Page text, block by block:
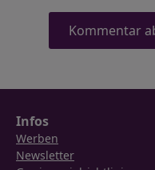
Infos
Werben
Newsletter